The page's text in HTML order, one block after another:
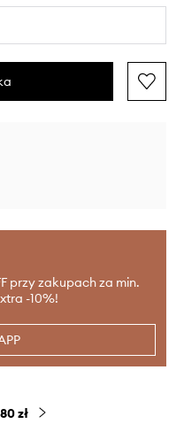
przy zakupach za min.
-10%!
zł